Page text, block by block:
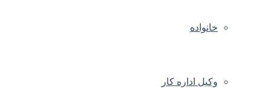
خانواده
وکیل اداره کار